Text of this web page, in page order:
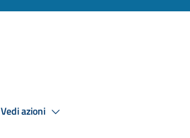
Vedi azioni